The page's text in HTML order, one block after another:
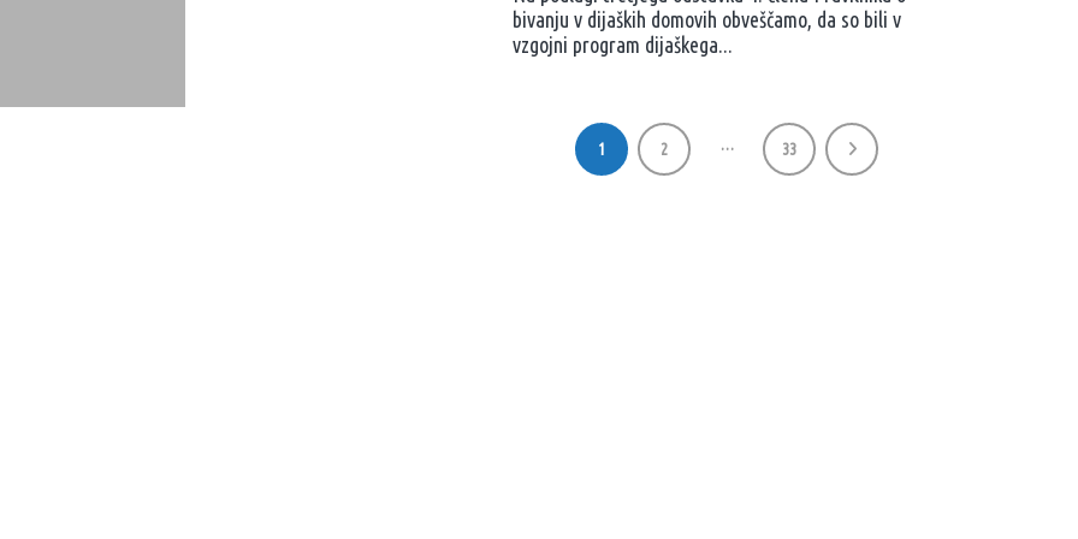
bivanju v dijaških domovih obveščamo, da so bili v
vzgojni program dijaškega...
1 2 … 33